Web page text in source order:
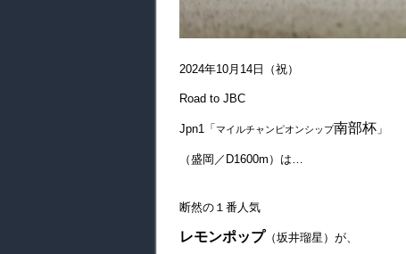
2024年10月14日（祝）
Road to JBC
Jpn1「 マイルチャンピオンシップ南部杯 」
（盛岡／D1600m）は…
断然の１番人気
レモンポップ （坂井瑠星）が、